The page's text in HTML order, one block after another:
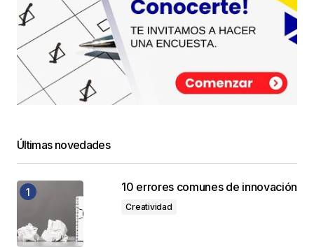
Últimas novedades
10 errores comunes de innovación
Creatividad